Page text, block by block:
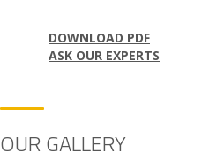
DOWNLOAD PDF
ASK OUR EXPERTS
OUR GALLERY